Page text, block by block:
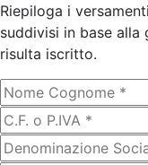
Riepiloga i
suddivisi in base
risulta iscritto.